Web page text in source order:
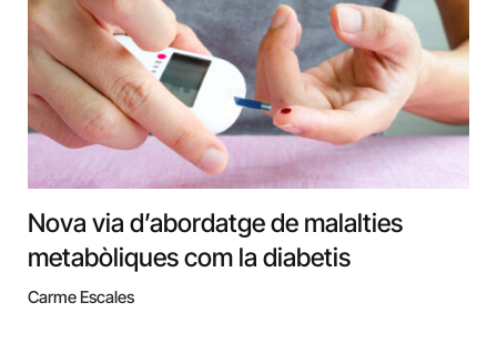
Nova via d’abordatge de malalties
metabòliques com la diabetis
Carme Escales